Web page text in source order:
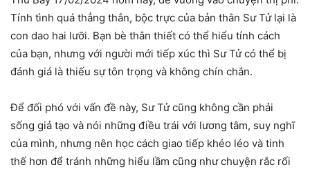
Tính tình quá thẳng thắn, bộc trực của bản thân Sư Tử lại là
con dao hai lưỡi. Bạn bè thân thiết có thể hiểu tính cách
của bạn, nhưng với người mới tiếp xúc thì Sư Tử có thể bị
đánh giá là thiếu sự tôn trọng và không chín chắn.
Để đối phó với vấn đề này, Sư Tử cũng không cần phải
sống giả tạo và nói những điều trái với lương tâm, suy nghĩ
của mình, nhưng nên học cách giao tiếp khéo léo và tinh
thế hơn để tránh những hiểu lầm cũng như chuyện rắc rối